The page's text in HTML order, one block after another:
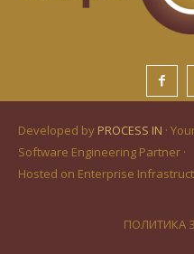
Developed by PROCESS IN ·
Software Engineering Partner ·
Hosted on Enterprise
ПОЛИТИКА